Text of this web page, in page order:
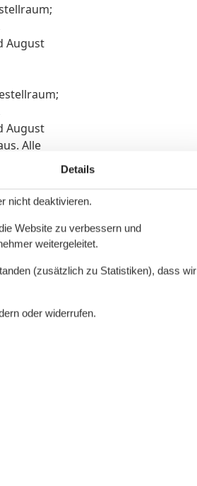
August
August
Alle
Details
nicht deaktivieren.
Website zu verbessern und
weitergeleitet.
(zusätzlich zu Statistiken), dass wir
oder widerrufen.